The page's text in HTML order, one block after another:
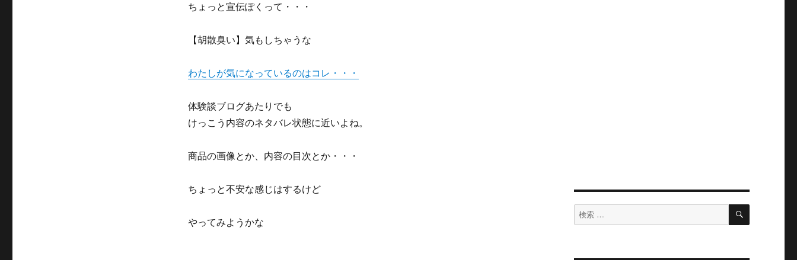
ちょっと宣伝ぽくって・・・
【胡散臭い】気もしちゃうな
わたしが気になっているのはコレ・・・
体験談ブログあたりでも
けっこう内容のネタバレ状態に近いよね。
商品の画像とか、内容の目次とか・・・
ちょっと不安な感じはするけど
やってみようかな
検
索
検